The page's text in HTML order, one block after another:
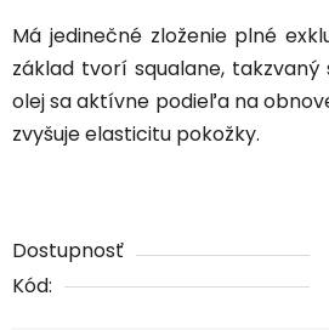
Má jedinečné zloženie plné
základ tvorí squalane, takzvaný
olej sa aktívne podieľa na
zvyšuje elasticitu pokožky.
Dostupnosť
Kód: